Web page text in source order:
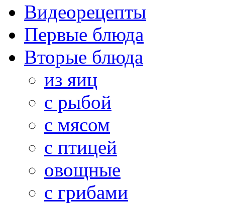
Видеорецепты
Первые блюда
Вторые блюда
из яиц
с рыбой
с мясом
с птицей
овощные
с грибами